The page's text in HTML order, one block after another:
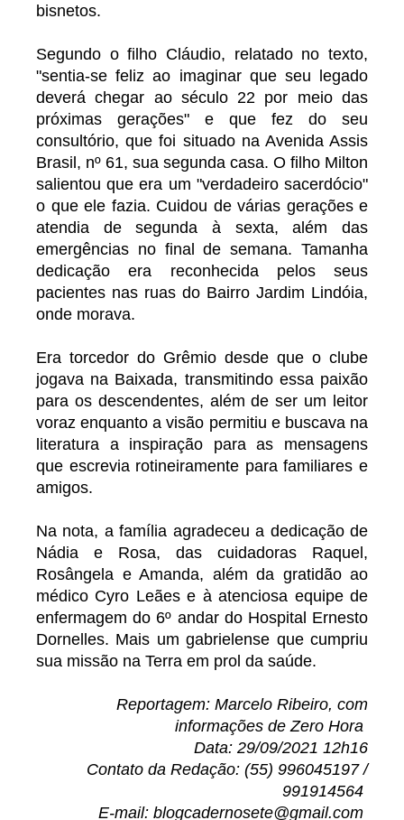
bisnetos.
Segundo o filho Cláudio, relatado no texto,
"sentia-se feliz ao imaginar que seu legado
deverá chegar ao século 22 por meio das
próximas gerações" e que fez do seu
consultório, que foi situado na Avenida Assis
Brasil, nº 61, sua segunda casa. O filho Milton
salientou que era um "verdadeiro sacerdócio"
o que ele fazia. Cuidou de várias gerações e
atendia de segunda à sexta, além das
emergências no final de semana. Tamanha
dedicação era reconhecida pelos seus
pacientes nas ruas do Bairro Jardim Lindóia,
onde morava.
Era torcedor do Grêmio desde que o clube
jogava na Baixada, transmitindo essa paixão
para os descendentes, além de ser um leitor
voraz enquanto a visão permitiu e buscava na
literatura a inspiração para as mensagens
que escrevia rotineiramente para familiares e
amigos.
Na nota, a família agradeceu a dedicação de
Nádia e Rosa, das cuidadoras Raquel,
Rosângela e Amanda, além da gratidão ao
médico Cyro Leães e à atenciosa equipe de
enfermagem do 6º andar do Hospital Ernesto
Dornelles. Mais um gabrielense que cumpriu
sua missão na Terra em prol da saúde.
Reportagem: Marcelo Ribeiro, com
informações de Zero Hora
Data: 29/09/2021 12h16
Contato da Redação: (55) 996045197 /
991914564
E-mail: blogcadernosete@gmail.com